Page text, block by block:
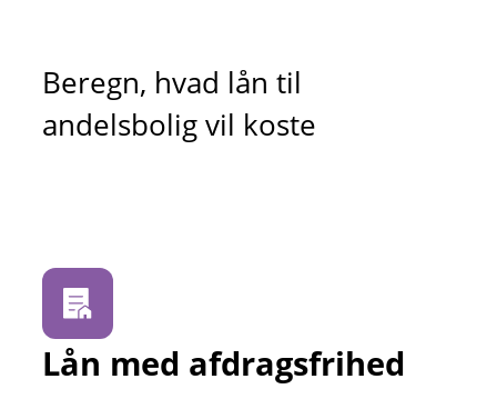
Beregn, hvad lån til
andelsbolig vil koste
Lån med afdragsfrihed